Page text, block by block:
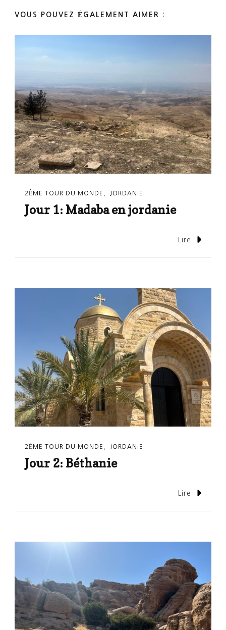
VOUS POUVEZ ÉGALEMENT AIMER :
2ÈME TOUR DU MONDE JORDANIE
Jour 1: Madaba en jordanie
Lire
2ÈME TOUR DU MONDE JORDANIE
Jour 2: Béthanie
Lire